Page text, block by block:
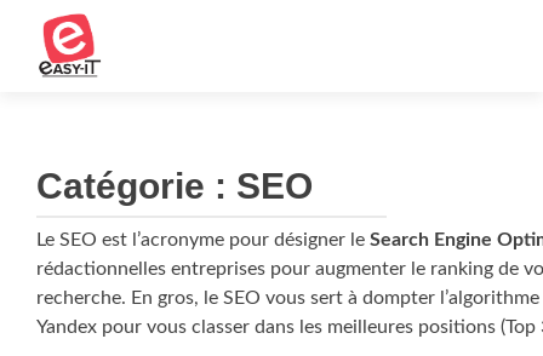
Catégorie : SEO
Le SEO est l’acronyme pour désigner le Search Engine
rédactionnelles entreprises pour augmenter le ranking de
recherche. En gros, le SEO vous sert à dompter
Yandex pour vous classer dans les meilleures positions (Top